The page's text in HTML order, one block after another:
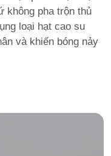
không pha trộn thủ
loại hạt cao su
và khiến bóng nảy